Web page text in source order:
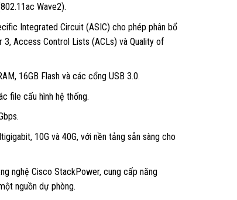
Wave2).
Integrated Circuit (ASIC) cho phép phân bổ
3, Access Control Lists (ACLs) và Quality of
16GB Flash và các cổng USB 3.0.
file cấu hình hệ thống.
10G và 40G, với nền tảng sẵn sàng cho
nghệ Cisco StackPower, cung cấp năng
nguồn dự phòng.